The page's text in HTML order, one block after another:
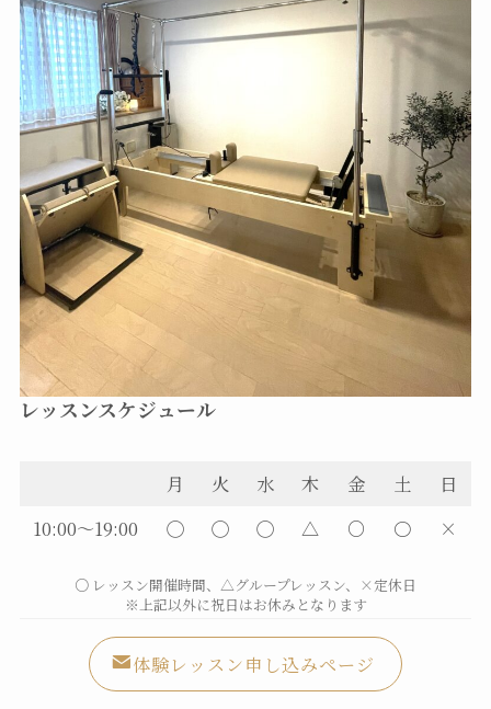
レッスンスケジュール
月 火 水 木 金 土
日
10:00～19:00
◯ ◯ ◯ △ ○ 〇 ×
○ レッスン開催時間、△グループレッスン、×定休日
※上記以外に祝日はお休みとなります
体験レッスン申し込みページ